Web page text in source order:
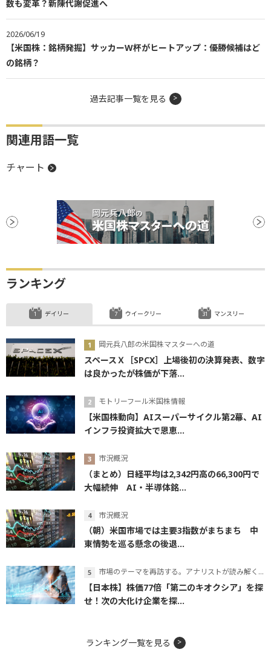
数も変革？新陳代謝促進へ
2026/06/19
【米国株：銘柄発掘】サッカーW杯がヒートアップ：優勝候補はど
の銘柄？
過去記事一覧を見る
関連用語一覧
チャート
ランキング
デイリー
岡元兵八郎の米国株マスターへの道
スペースＸ［SPCX］上場後初の決算発表、数字
は良かったが株価が下落...
モトリーフール米国株情報
【米国株動向】AIスーパーサイクル第2幕、AI
インフラ投資拡大で恩恵...
市況概況
（まとめ）日経平均は2,342円高の66,300円で
大幅続伸 AI・半導体銘...
市況概況
（朝）米国市場では主要3指数がまちまち 中
東情勢を巡る懸念の後退...
市場のテーマを再訪する。アナリストが読み解くテーマの本質
【日本株】株価77倍「第二のキオクシア」を探
せ！次の大化け企業を探...
ウイークリー マンスリー
ランキング一覧を見る